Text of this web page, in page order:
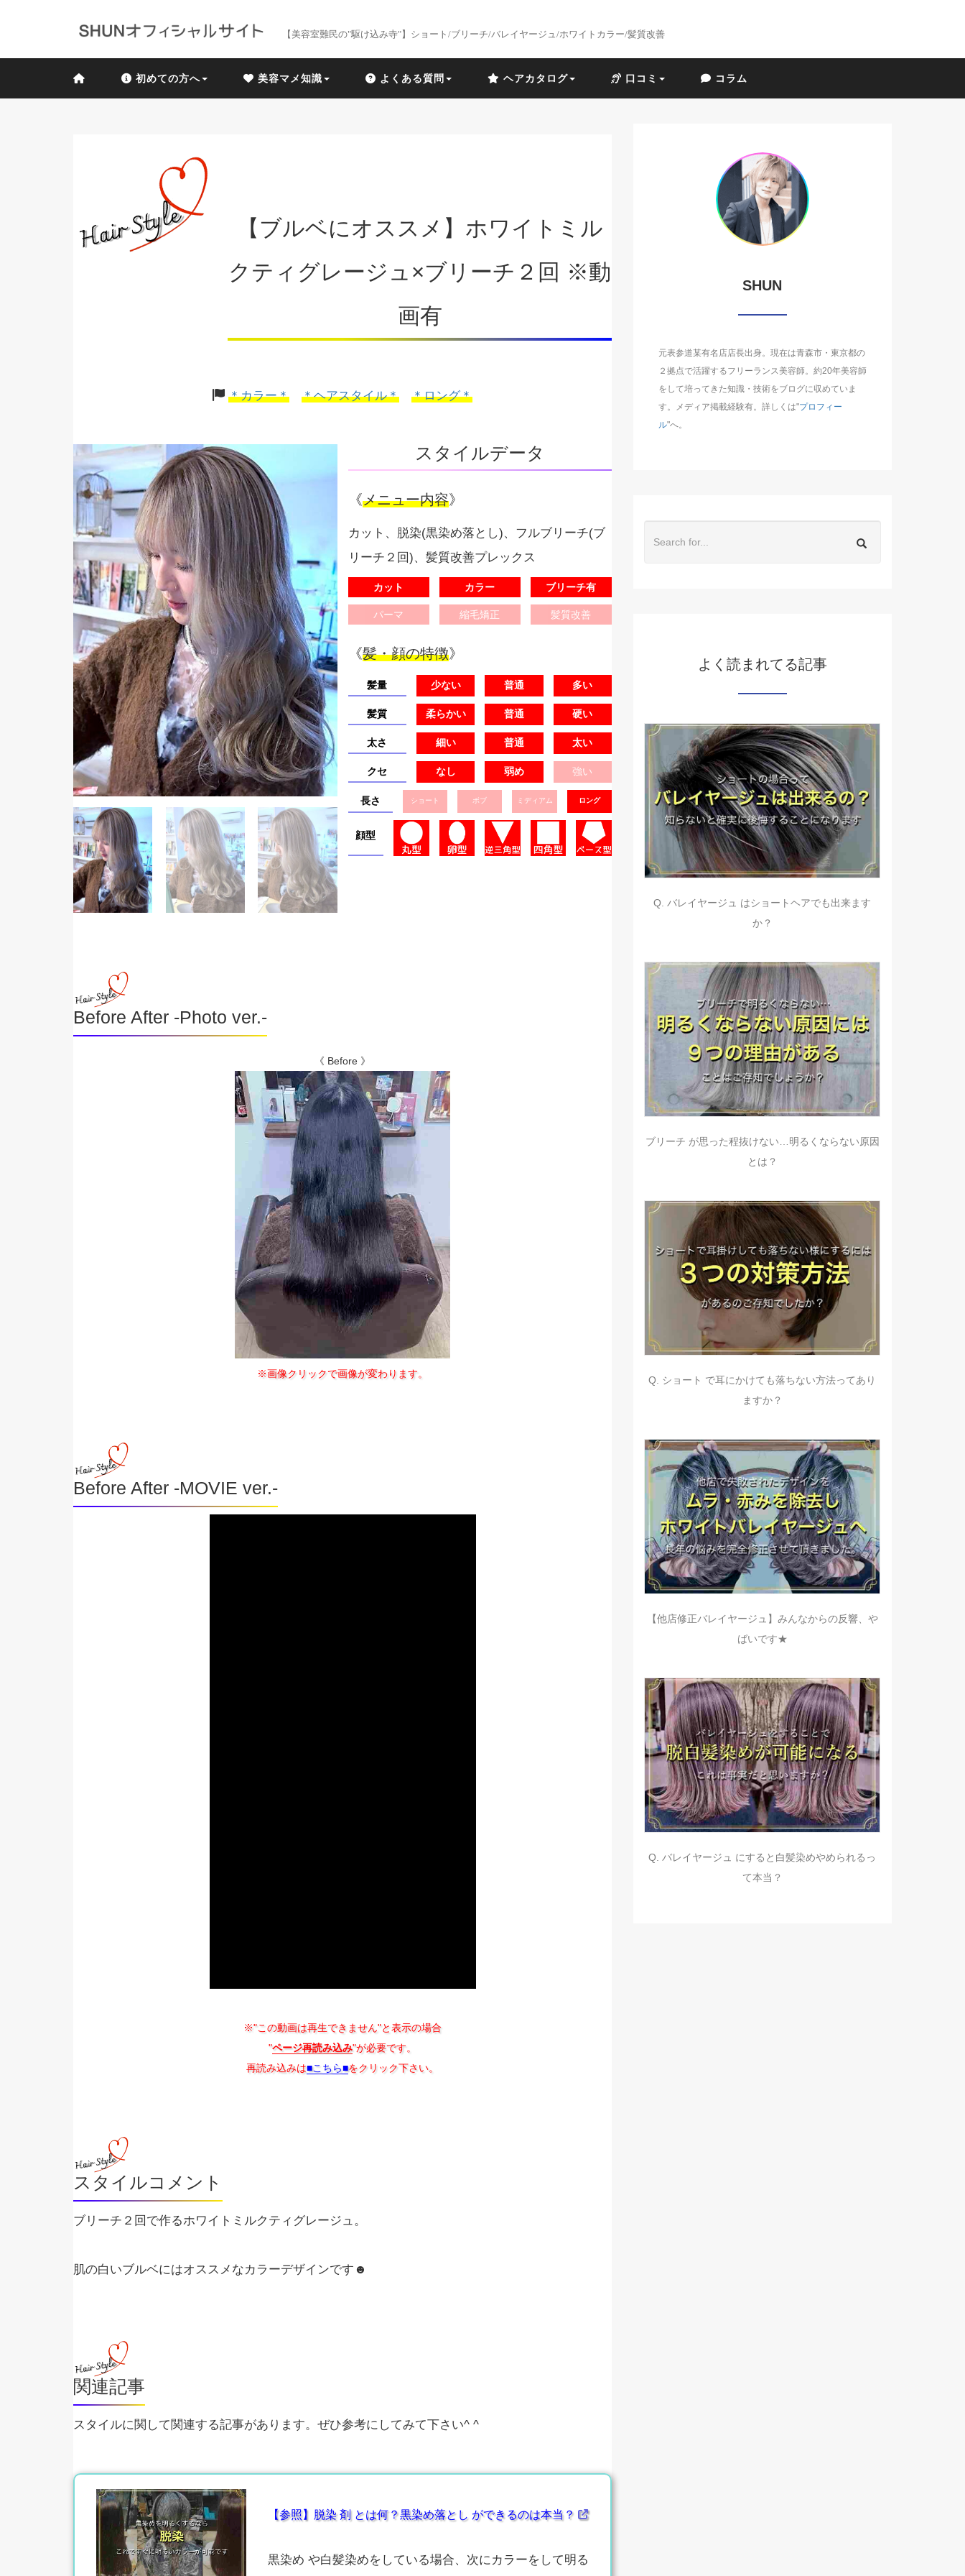
【美容室難民の"駆け込み寺"】ショート/ブリーチ/バレイヤージュ/ホワイトカラー/髪質改善
初めての方へ 美容マメ知識 よくある質問 ヘアカタログ 口コミ コラム
【ブルベにオススメ】ホワイトミル
クティグレージュ×ブリーチ２回 ※動
画有
＊カラー＊ ＊ヘアスタイル＊ ＊ロング＊
スタイルデータ
《メニュー内容》
カット、脱染(黒染め落とし)、フルブリーチ(ブ
リーチ２回)、髪質改善プレックス
カット カラー ブリーチ有
パーマ 縮毛矯正 髪質改善
《髪・顔の特徴》
髪量 少ない 普通 多い
髪質 柔らかい 普通 硬い
太さ 細い 普通 太い
クセ なし 弱め 強い
長さ ショート ボブ ミディアム ロング
顔型
Before After -Photo ver.-
《 Before 》
※画像クリックで画像が変わります。
Before After -MOVIE ver.-
※"この動画は再生できません"と表示の場合
"ページ再読み込み"が必要です。
再読み込みは■こちら■をクリック下さい。
スタイルコメント
ブリーチ２回で作るホワイトミルクティグレージュ。
肌の白いブルベにはオススメなカラーデザインです☻
関連記事
スタイルに関して関連する記事があります。ぜひ参考にしてみて下さい^ ^
【参照】脱染 剤 とは何？黒染め落とし ができるのは本当？
黒染め や白髪染めをしている場合、次にカラーをして明る
SHUN
元表参道某有名店店長出身。現在は青森市・東京都の
２拠点で活躍するフリーランス美容師。約20年美容師
をして培ってきた知識・技術をブログに収めていま
す。メディア掲載経験有。詳しくは"プロフィー
ル"へ。
よく読まれてる記事
Q. バレイヤージュ はショートヘアでも出来ます
か？
ブリーチ が思った程抜けない…明るくならない原因
とは？
Q. ショート で耳にかけても落ちない方法ってあり
ますか？
【他店修正バレイヤージュ】みんなからの反響、や
ばいです★
Q. バレイヤージュ にすると白髪染めやめられるっ
て本当？